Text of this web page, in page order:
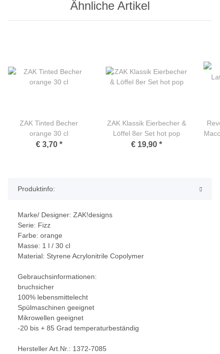
Produktinfo:
Marke/ Designer: ZAK!designs
Serie: Fizz
Farbe: orange
Masse: 1 l / 30 cl
Material: Styrene Acrylonitrile Copolymer
Gebrauchsinformationen:
bruchsicher
100% lebensmittelecht
Spülmaschinen geeignet
Mikrowellen geeignet
-20 bis + 85 Grad temperaturbeständig
Hersteller Art.Nr.: 1372-7085
Ähnliche Artikel
ZAK Tinted Becher
orange 30 cl
€ 3,70 *
ZAK Klassik Eierbecher &
Löffel 8er Set hot pop
€ 19,90 *